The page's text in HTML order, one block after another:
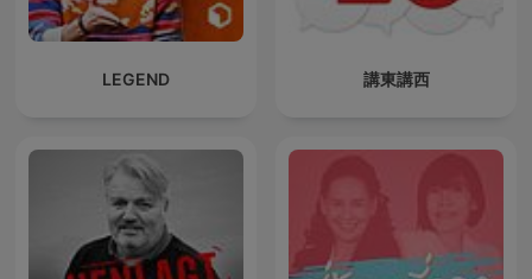
LEGEND 講東講西